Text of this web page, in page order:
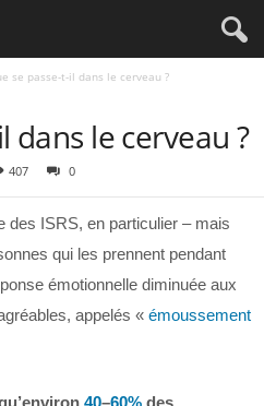
se passe-t-il dans le cerveau ?
dans le cerveau ?
407 0
des ISRS, en particulier – mais
qui les prennent pendant
émotionnelle diminuée aux
appelés « émoussement
40–60% des